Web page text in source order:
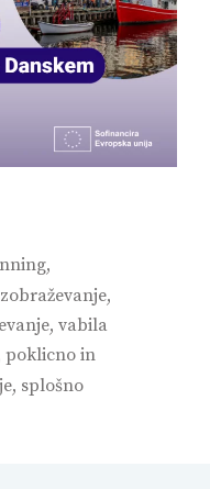
,
,
, vabila
poklicno in
, splošno